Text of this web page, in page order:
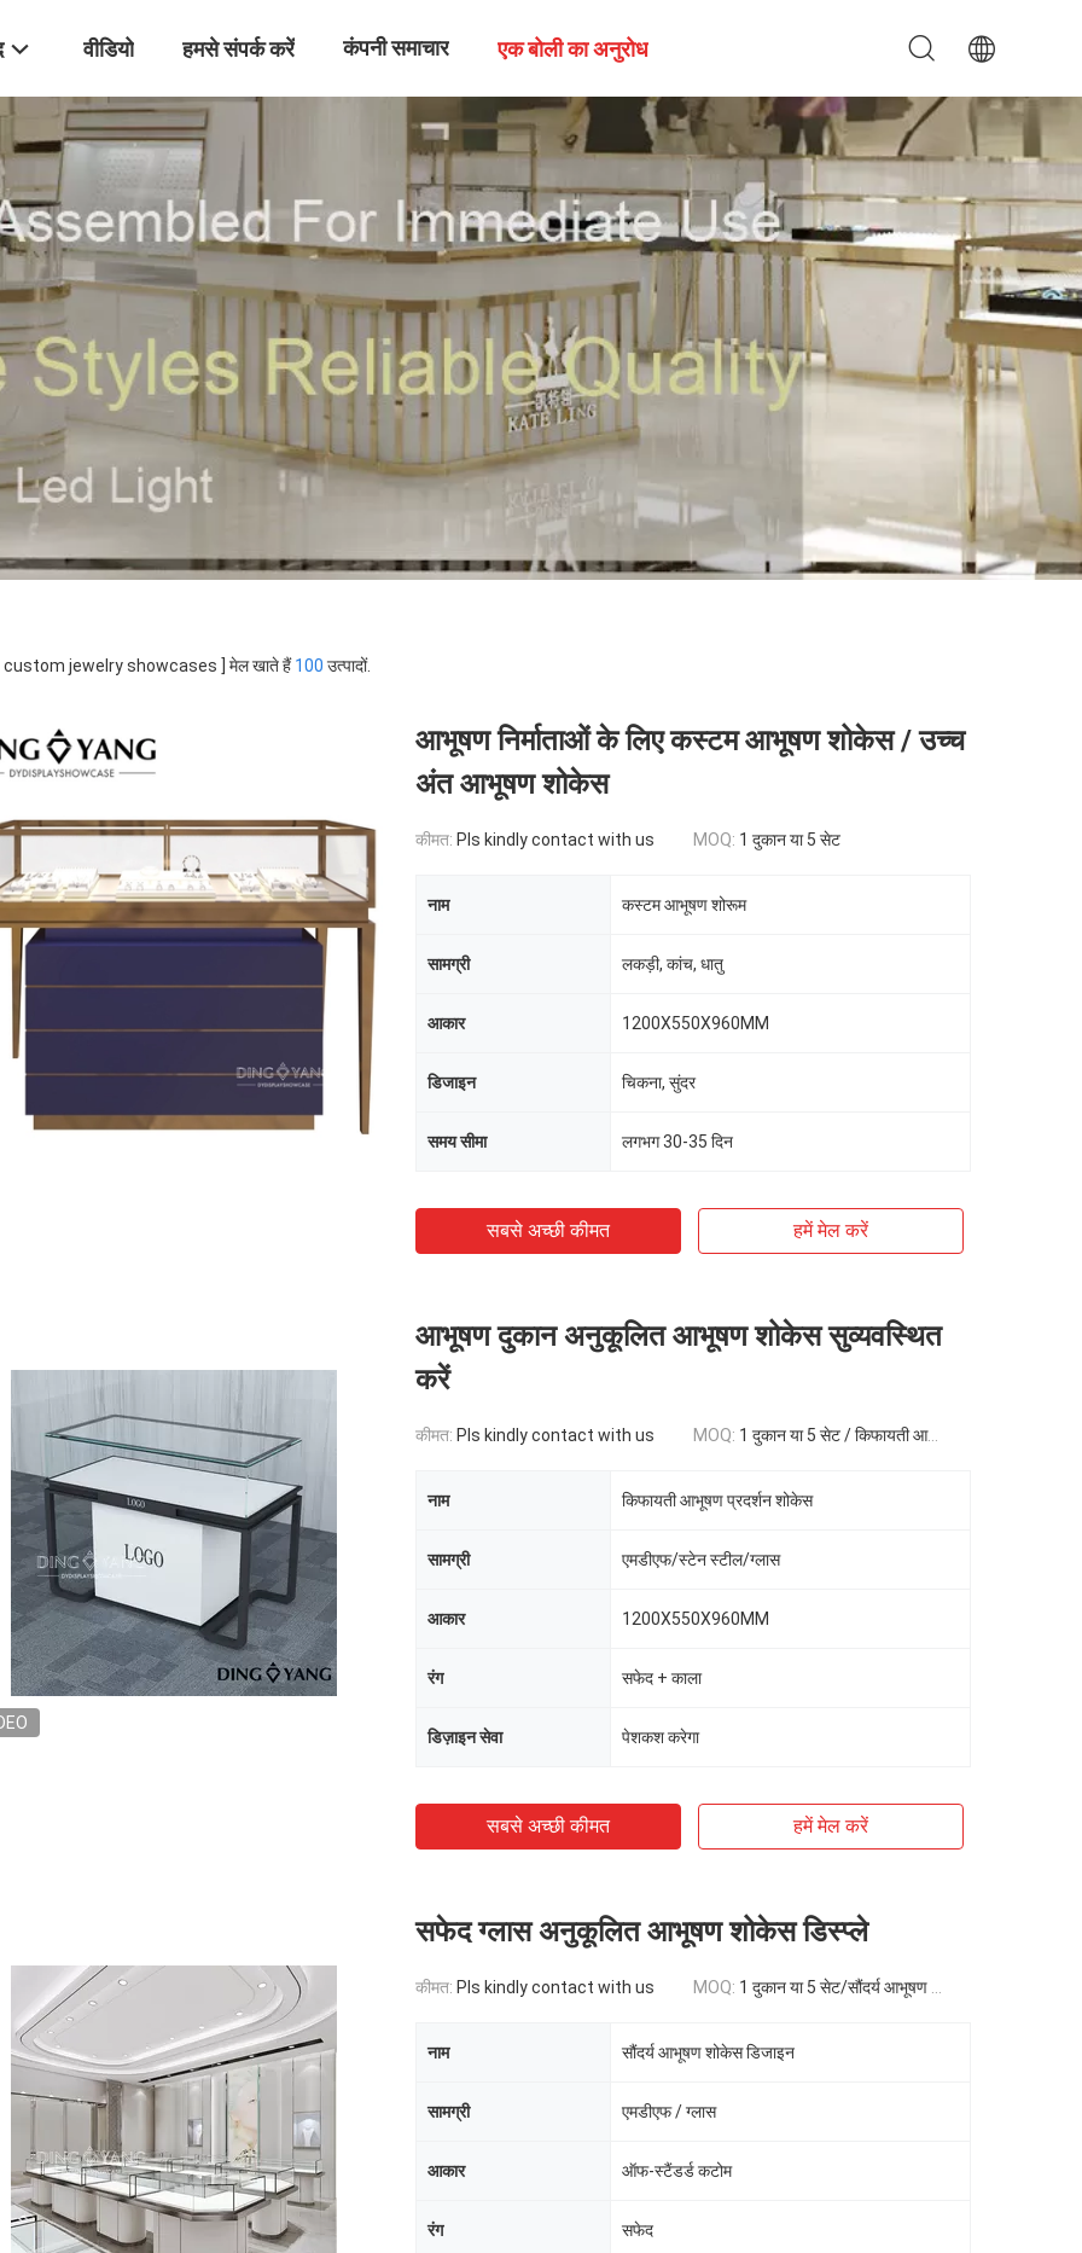
वीडियो हमसे संपर्क करें कंपनी समाचार एक बोली का अनुरोध
[ custom jewelry showcases ] मेल खाते हैं100 उत्पादों.
आभूषण निर्माताओं के लिए कस्टम आभूषण शोकेस / उच्च
अंत आभूषण शोकेस
कीमत: Pls kindly contact with us MOQ: 1 दुकान या 5 सेट
नाम कस्टम आभूषण शोरूम
सामग्री लकड़ी, कांच, धातु
आकार 1200X550X960MM
डिजाइन चिकना, सुंदर
समय सीमा लगभग 30-35 दिन
सबसे अच्छी कीमत हमें मेल करें
आभूषण दुकान अनुकूलित आभूषण शोकेस सुव्यवस्थित
करें
कीमत: Pls kindly contact with us MOQ: 1 दुकान या 5 सेट / किफायती आभूषण प्रदर्शन शोकेस
नाम किफायती आभूषण प्रदर्शन शोकेस
सामग्री एमडीएफ/स्टेन स्टील/ग्लास
आकार 1200X550X960MM
रंग सफेद + काला
डिज़ाइन सेवा पेशकश करेगा
सबसे अच्छी कीमत हमें मेल करें
सफेद ग्लास अनुकूलित आभूषण शोकेस डिस्प्ले
कीमत: Pls kindly contact with us MOQ: 1 दुकान या 5 सेट/सौंदर्य आभूषण शोकेस डिज़ाइन
नाम सौंदर्य आभूषण शोकेस डिजाइन
सामग्री एमडीएफ / ग्लास
आकार ऑफ-स्टैंडर्ड कटोम
रंग सफेद